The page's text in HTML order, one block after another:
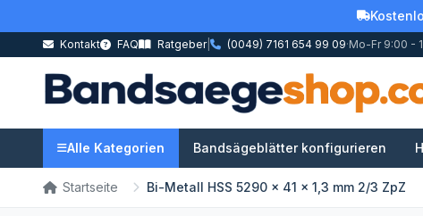
Kontakt FAQ Ratgeber| (0049) 7161 654 99 09·Mo-Fr 9:00 -
Alle Kategorien Bandsägeblätter konfigurieren
Startseite Bi-Metall HSS 5290 x 41 x 1,3 mm 2/3 ZpZ